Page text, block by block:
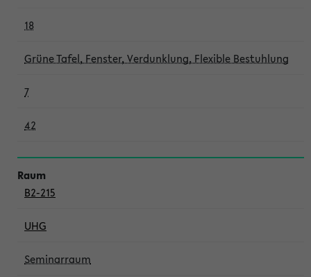
18
Grüne Tafel, Fenster, Verdunklung, Flexible Bestuhlung
7
42
B2-215
UHG
Seminarraum